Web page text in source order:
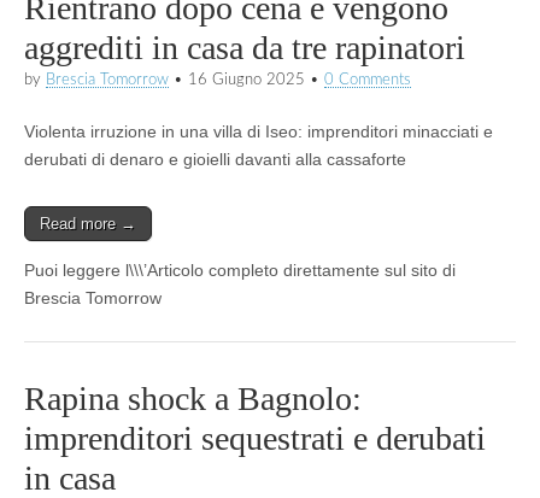
aggrediti in casa da tre rapinatori
by Brescia Tomorrow • 16 Giugno 2025 • 0 Comments
Violenta irruzione in una villa di Iseo: imprenditori minacciati e
derubati di denaro e gioielli davanti alla cassaforte
Read more →
Puoi leggere l\\\’Articolo completo direttamente sul sito di
Brescia Tomorrow
Rapina shock a Bagnolo:
imprenditori sequestrati e derubati
in casa